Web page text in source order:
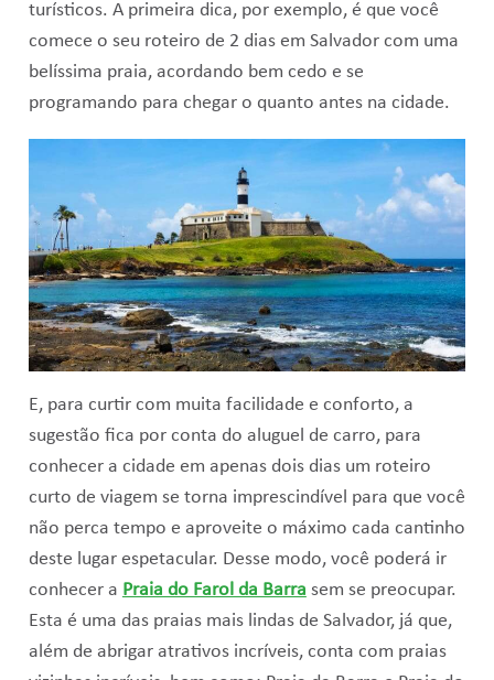
turísticos. A primeira dica, por exemplo, é que você
comece o seu roteiro de 2 dias em Salvador com uma
belíssima praia, acordando bem cedo e se
programando para chegar o quanto antes na cidade.
E, para curtir com muita facilidade e conforto, a
sugestão fica por conta do aluguel de carro, para
conhecer a cidade em apenas dois dias um roteiro
curto de viagem se torna imprescindível para que você
não perca tempo e aproveite o máximo cada cantinho
deste lugar espetacular. Desse modo, você poderá ir
conhecer a Praia do Farol da Barra sem se preocupar.
Esta é uma das praias mais lindas de Salvador, já que,
além de abrigar atrativos incríveis, conta com praias